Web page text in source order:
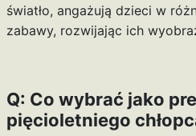
światło, angażują dzieci w
zabawy, rozwijając ich
Q: Co wybrać jako
pięcioletniego